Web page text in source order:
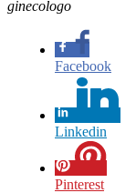
ginecologo
Facebook
Linkedin
Pinterest